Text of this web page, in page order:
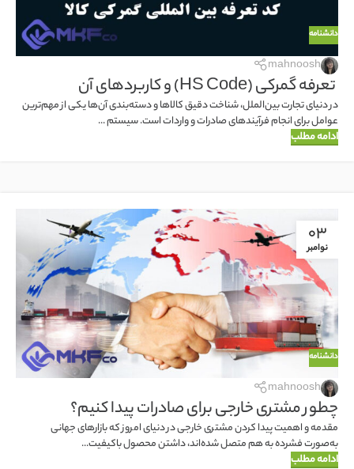
دانشنامه
mahnoosh
تعرفه گمرکی (HS Code) و کاربردهای آن
در دنیای تجارت بین‌الملل، شناخت دقیق کالاها و دسته‌بندی آن‌ها یکی از مهم‌ترین
عوامل برای انجام فرآیندهای صادرات و واردات است. سیستم ...
ادامه مطلب
03
نوامبر
دانشنامه
mahnoosh
چطور مشتری خارجی برای صادرات پیدا کنیم؟
مقدمه و اهمیت پیدا کردن مشتری خارجی در دنیای امروز که بازارهای جهانی
به‌صورت فشرده به هم متصل شده‌اند، داشتن محصول باکیفیت...
ادامه مطلب